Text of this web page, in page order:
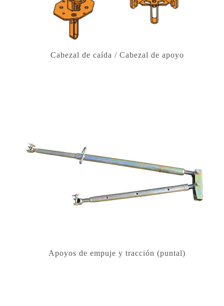
Cabezal de caída / Cabezal de apoyo
Apoyos de empuje y tracción (puntal)